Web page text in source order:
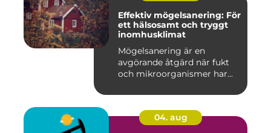
Effektiv mögelsanering: För
ett hälsosamt och tryggt
inomhusklimat
Mögelsanering är en
avgörande åtgärd när fukt
och mikroorganismer har...
04. aug